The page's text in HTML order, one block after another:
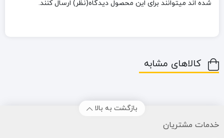
شده اند میتوانند برای این محصول دیدگاه(نظر) ارسال کنند.
کالاهای مشابه
بازگشت به بالا
خدمات مشتریان